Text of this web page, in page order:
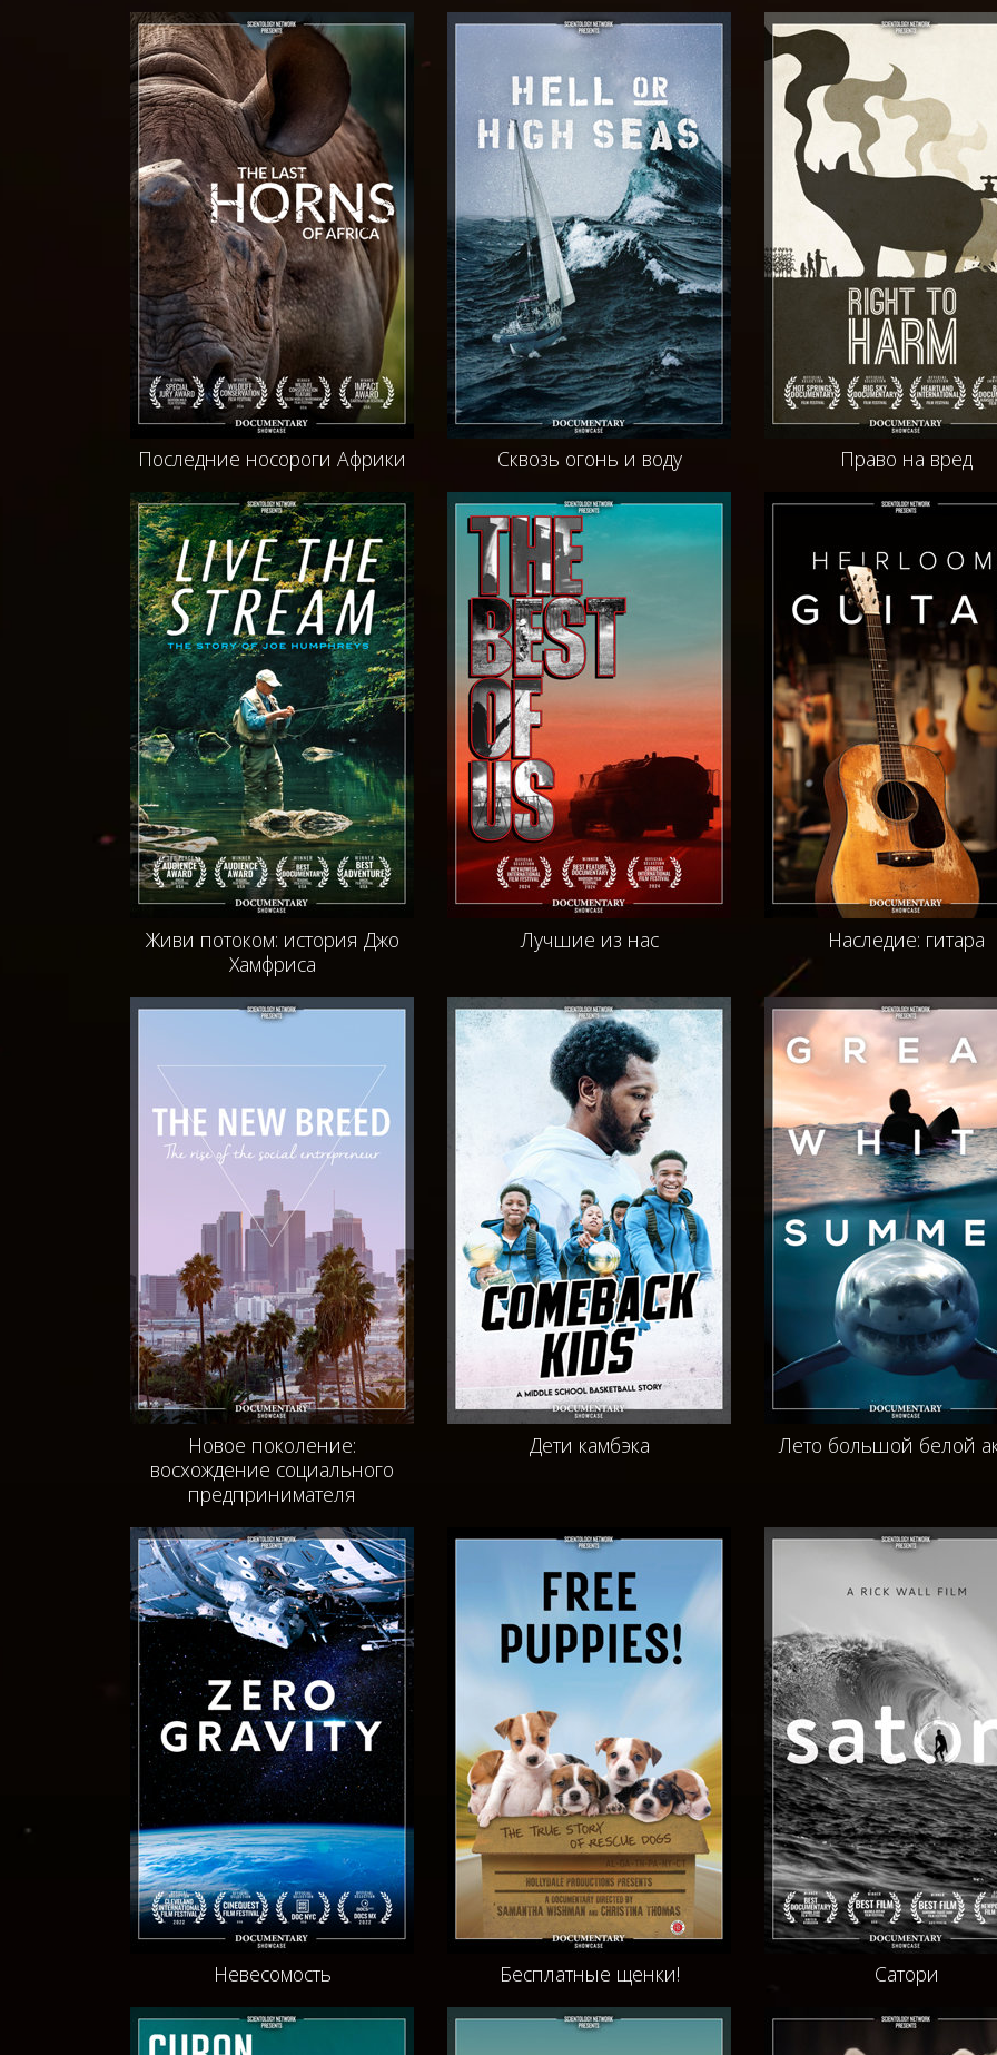
Последние носороги Африки Сквозь огонь и воду Право на вред
Живи потоком: история Джо
Хамфриса
Лучшие из нас Наследие: гитара
Новое поколение:
восхождение социального
предпринимателя
Дети камбэка Лето большой белой
Невесомость Бесплатные щенки! Сатори